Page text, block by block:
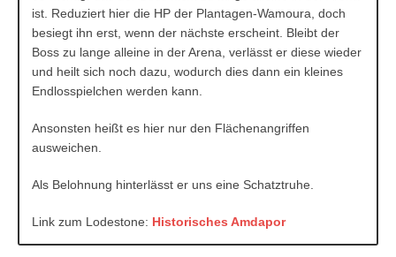
ist. Reduziert hier die HP der Plantagen-Wamoura, doch
besiegt ihn erst, wenn der nächste erscheint. Bleibt der
Boss zu lange alleine in der Arena, verlässt er diese wieder
und heilt sich noch dazu, wodurch dies dann ein kleines
Endlosspielchen werden kann.
Ansonsten heißt es hier nur den Flächenangriffen
ausweichen.
Als Belohnung hinterlässt er uns eine Schatztruhe.
Link zum Lodestone: Historisches Amdapor